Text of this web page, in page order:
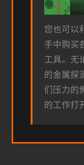
您也可以
手中购买
工具。无
的金属探
们压力的
的工作打